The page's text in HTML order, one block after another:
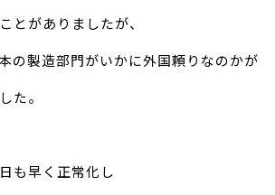
とがありましたが、
の製造部門がいかに外国頼りなのかが
た。
も早く正常化し